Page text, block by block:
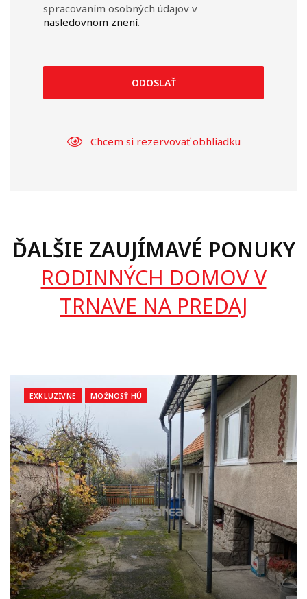
spracovaním osobných údajov v
nasledovnom znení.
ODOSLAŤ
Chcem si rezervovať obhliadku
ĎALŠIE ZAUJÍMAVÉ PONUKY
RODINNÝCH DOMOV V
TRNAVE NA PREDAJ
EXKLUZÍVNE MOŽNOSŤ HÚ